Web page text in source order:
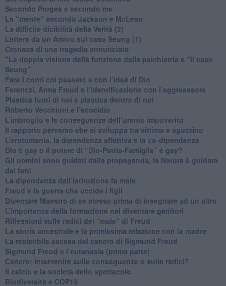
​Secondo Porges e secondo me
​La “mente” secondo Jackson e McLean
La difficile dicibilità della Verità (2)
​Lettera da un Amico sul caso Seung (1)
​Cronaca di una tragedia annunciata
"​La doppia visione della funzione della psichiatria e “il caso
Seung”
​Fare i conti col passato e con l’idea di Dio
​Ferenczi, Anna Freud e l’identificazione con l’aggresssore
Plastica fuori di noi e plastica dentro di noi
​Roberto Vecchioni e l’ecocidio
​L’imbroglio e le conseguenze dell’uranio impoverito
​Il rapporto perverso che si sviluppa tra vittima e aguzzino
L’erotomania, la dipendenza affettiva e la co-dipendenza
​Dio è gay o il potere di “Dio-Patria-Famiglia” è gay?
​Gli uomini sono guidati dalla propaganda, la Natura è guidata
dai fatti
La dipendenza dall’istituzione fa male
​Freud e la guerra che uccide i figli
​Diventare Maestro di se stesso prima di insegnare ad un altro
L’importanza della formazione nel diventare genitori
Riflessioni sulle radici del “male” di Freud
​La storia ancestrale e la primissima relazione con la madre
​La resistibile ascesa del cancro di Sigmund Freud
Sigmund Freud e l’eutanasia (prima parte)
Cancro: intervenire sulle conseguenze o sulle radici?
​Il calcio e la società dello spettacolo
Biodiversità e COP15